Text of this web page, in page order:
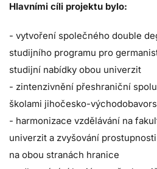
Hlavními cíli projektu bylo:
- vytvoření společného double
studijního programu pro
studijní nabídky obou univerzit
- zintenzivnění přeshraniční
školami jihočesko-
- harmonizace vzdělávání na
univerzit a zvyšování
na obou stranách hranice